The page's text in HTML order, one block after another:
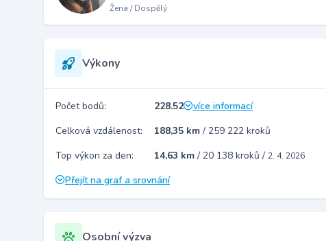
Žena / Dospělý
Výkony
Počet bodů: 228.52
více informací
Celková vzdálenost:
188,35 km / 259 222 kroků
Top výkon za den:
14,63 km / 20 138 kroků / 2. 4. 2026
Přejít na graf a srovnání
Osobní výzva